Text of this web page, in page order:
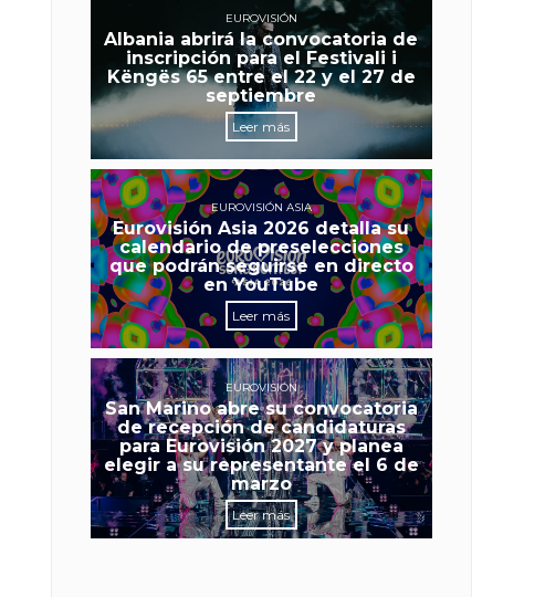
EUROVISIÓN
Albania abrirá la convocatoria de
inscripción para el Festivali i
Këngës 65 entre el 22 y el 27 de
septiembre
Leer más
EUROVISIÓN ASIA
Eurovisión Asia 2026 detalla su
calendario de preselecciones
que podrán seguirse en directo
en YouTube
Leer más
EUROVISIÓN
San Marino abre su convocatoria
de recepción de candidaturas
para Eurovisión 2027 y planea
elegir a su representante el 6 de
marzo
Leer más